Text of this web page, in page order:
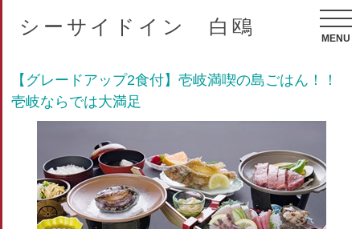
シーサイドイン 白鴎
MENU
【グレードアップ2食付】壱岐満喫の島ごはん！！
壱岐ならでは大満足